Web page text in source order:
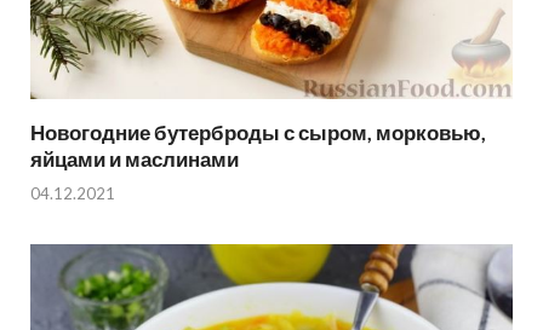
Новогодние бутерброды с сыром, морковью,
яйцами и маслинами
04.12.2021